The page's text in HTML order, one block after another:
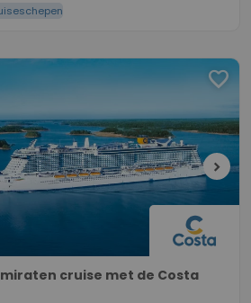
favorite
chevron_right
cruise met de Costa